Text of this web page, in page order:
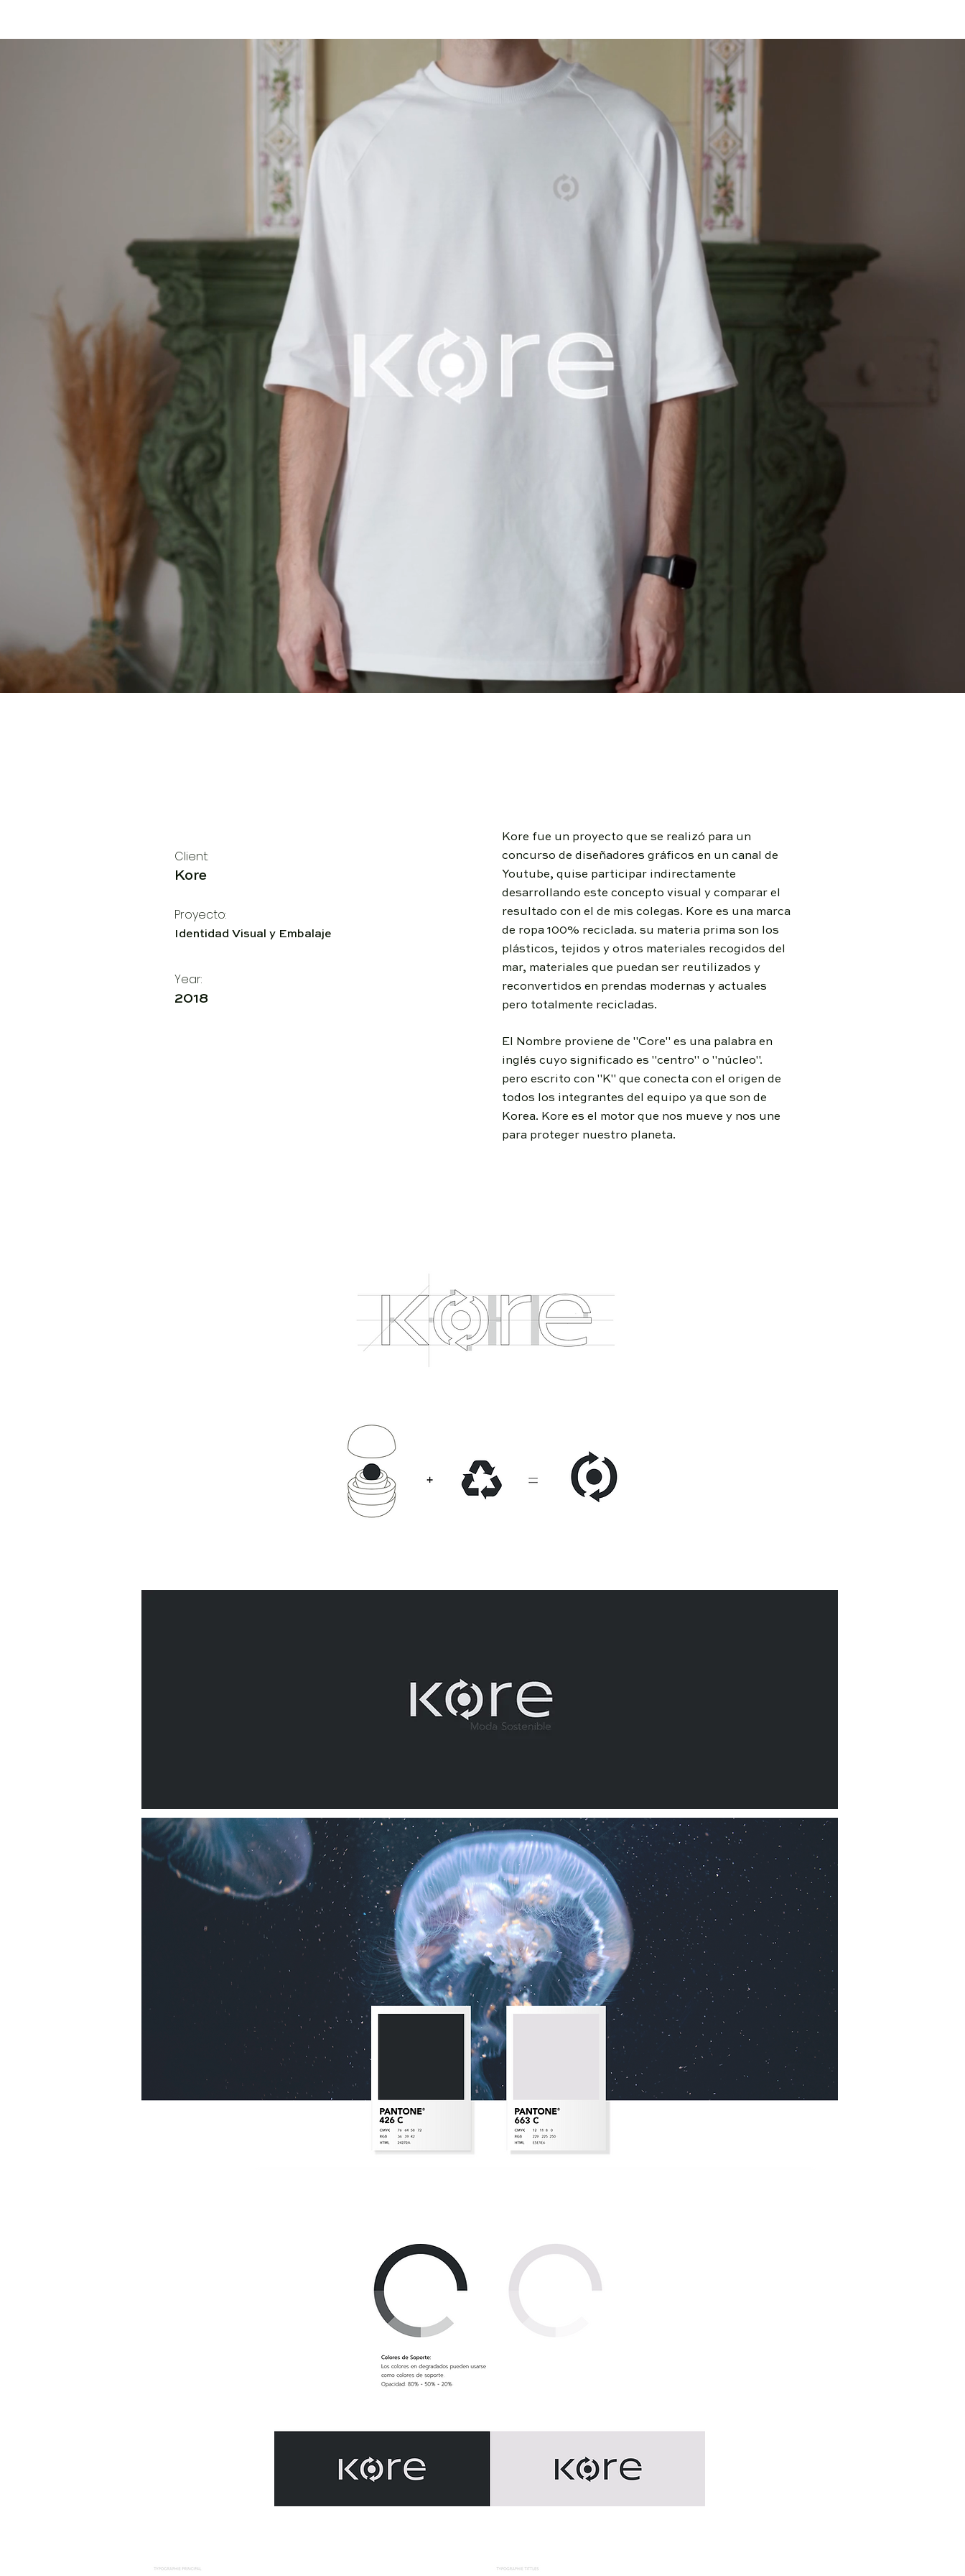
Client:
Kore
Year:
2018
Kore fue un proyecto que se realizó para un
concurso de diseñadores gráficos en un canal de
Youtube, quise participar indirectamente
desarrollando este concepto visual y comparar el
resultado con el de mis colegas. Kore es una marca
de ropa 100% reciclada. su materia prima son los
plásticos, tejidos y otros materiales recogidos del
mar, materiales que puedan ser reutilizados y
reconvertidos en prendas modernas y actuales
pero totalmente recicladas.
El Nombre proviene de "Core" es una palabra en
inglés cuyo significado es "centro" o "núcleo".
pero escrito con "K" que conecta con el origen de
todos los integrantes del equipo ya que son de
Korea. Kore es el motor que nos mueve y nos une
para proteger nuestro planeta.
Proyecto:
Identidad Visual y Embalaje